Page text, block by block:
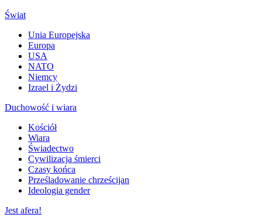
Świat
Unia Europejska
Europa
USA
NATO
Niemcy
Izrael i Żydzi
Duchowość i wiara
Kościół
Wiara
Świadectwo
Cywilizacja śmierci
Czasy końca
Prześladowanie chrześcijan
Ideologia gender
Jest afera!